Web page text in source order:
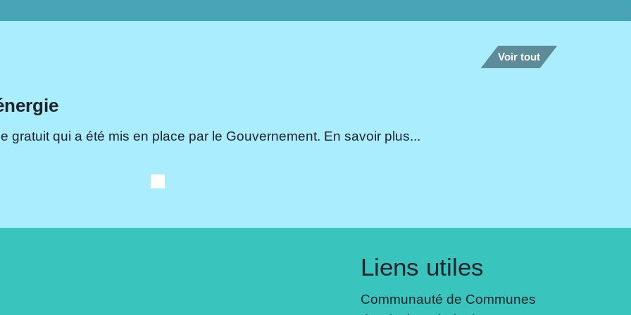
Voir tout
gratuit qui a été mis en place par le Gouvernement. En savoir plus...
Liens utiles
Communauté de Communes